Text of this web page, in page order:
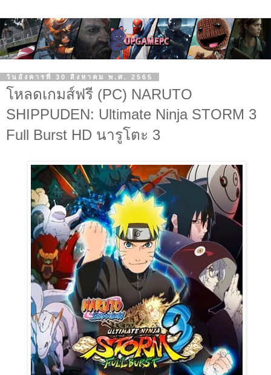
วันอังคารที่ 30 สิงหาคม พ.ศ. 2565
โหลดเกมส์ฟรี (PC) NARUTO
SHIPPUDEN: Ultimate Ninja STORM 3
Full Burst HD นารูโตะ 3